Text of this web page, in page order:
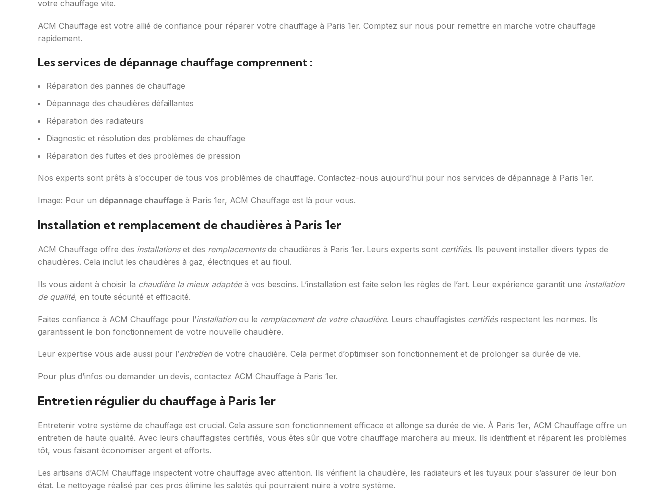
votre chauffage vite.
ACM Chauffage est votre allié de confiance pour réparer votre chauffage à Paris 1er. Comptez sur nous pour remettre en marche votre chauffage
rapidement.
Les services de dépannage chauffage comprennent :
Réparation des pannes de chauffage
Dépannage des chaudières défaillantes
Réparation des radiateurs
Diagnostic et résolution des problèmes de chauffage
Réparation des fuites et des problèmes de pression
Nos experts sont prêts à s’occuper de tous vos problèmes de chauffage. Contactez-nous aujourd’hui pour nos services de dépannage à Paris 1er.
Image: Pour un dépannage chauffage à Paris 1er, ACM Chauffage est là pour vous.
Installation et remplacement de chaudières à Paris 1er
ACM Chauffage offre des installationset des remplacementsde chaudières à Paris 1er. Leurs experts sont certifiés. Ils peuvent installer divers types de
chaudières. Cela inclut les chaudières à gaz, électriques et au fioul.
Ils vous aident à choisir la chaudière la mieux adaptéeà vos besoins. L’installation est faite selon les règles de l’art. Leur expérience garantit une installation
de qualité, en toute sécurité et efficacité.
Faites confiance à ACM Chauffage pour l’installationou le remplacement de votre chaudière. Leurs chauffagistes certifiésrespectent les normes. Ils
garantissent le bon fonctionnement de votre nouvelle chaudière.
Leur expertise vous aide aussi pour l’entretiende votre chaudière. Cela permet d’optimiser son fonctionnement et de prolonger sa durée de vie.
Pour plus d’infos ou demander un devis, contactez ACM Chauffage à Paris 1er.
Entretien régulier du chauffage à Paris 1er
Entretenir votre système de chauffage est crucial. Cela assure son fonctionnement efficace et allonge sa durée de vie. À Paris 1er, ACM Chauffage offre un
entretien de haute qualité. Avec leurs chauffagistes certifiés, vous êtes sûr que votre chauffage marchera au mieux. Ils identifient et réparent les problèmes
tôt, vous faisant économiser argent et efforts.
Les artisans d’ACM Chauffage inspectent votre chauffage avec attention. Ils vérifient la chaudière, les radiateurs et les tuyaux pour s’assurer de leur bon
état. Le nettoyage réalisé par ces pros élimine les saletés qui pourraient nuire à votre système.